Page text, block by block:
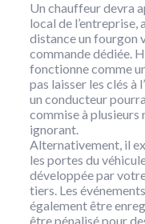
Un chauffeur devra
local de l’entreprise,
distance un fourgon
commande dédiée.
fonctionne comme
pas laisser les clés à
un conducteur
commise à plusieurs
ignorant.
Alternativement, il
les portes du
développée par
tiers. Les
également être
être pénalisé pour